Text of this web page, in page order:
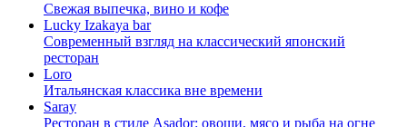
Свежая выпечка, вино и кофе
Lucky Izakaya bar
Современный взгляд на классический японский
ресторан
Loro
Итальянская классика вне времени
Saray
Ресторан в стиле Asador: овощи, мясо и рыба на огне